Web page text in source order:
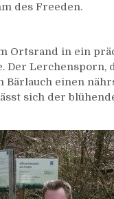
des Freeden.
Ortsrand in ein
Der
Bärlauch einen
sich der